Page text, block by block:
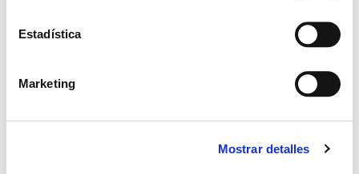
Estadística
Marketing
Mostrar detalles